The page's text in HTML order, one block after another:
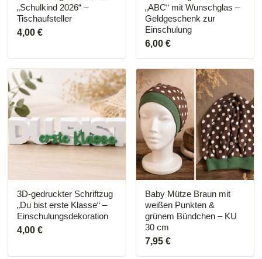
„Schulkind 2026“ –
Tischaufsteller
4,00 €
„ABC“ mit Wunschglas –
Geldgeschenk zur
Einschulung
6,00€
3D-gedruckter Schriftzug
„Du bist erste Klasse“ –
Einschulungsdekoration
4,00 €
Baby Mütze Braun mit
weißen Punkten &
grünem Bündchen – KU
30 cm
7,95€